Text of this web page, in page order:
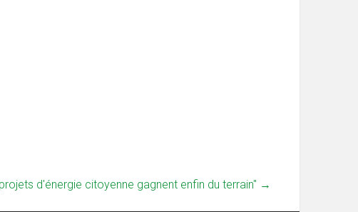
d'énergie citoyenne gagnent enfin du terrain" →